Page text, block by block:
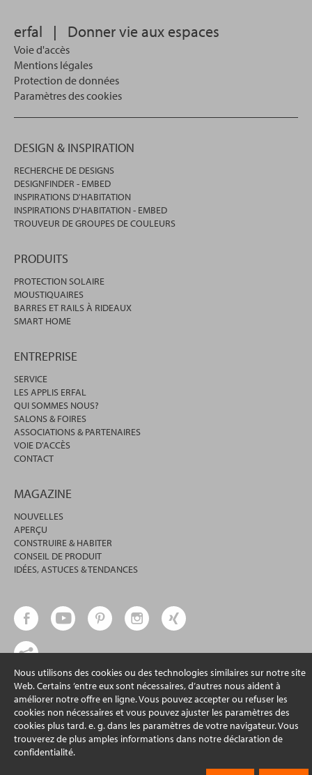
Nous utilisons des cookies ou des technologies similaires sur notre site
Web. Certains ’entre eux sont nécessaires, d’autres nous aident à
améliorer notre offre en ligne. Vous pouvez accepter ou refuser les
cookies non nécessaires et vous pouvez ajuster les paramètres des
cookies plus tard. e. g. dans les paramètres de votre navigateur. Vous
trouverez de plus amples informations dans notre déclaration de
confidentialité.
recherche.
erfal | Donner vie aux espaces
Voie d'accès
Mentions légales
Protection de données
Paramètres des cookies
DESIGN & INSPIRATION
RECHERCHE DE DESIGNS
DESIGNFINDER - EMBED
INSPIRATIONS D'HABITATION
INSPIRATIONS D'HABITATION - EMBED
TROUVEUR DE GROUPES DE COULEURS
PRODUITS
PROTECTION SOLAIRE
MOUSTIQUAIRES
BARRES ET RAILS À RIDEAUX
SMART HOME
ENTREPRISE
SERVICE
LES APPLIS ERFAL
QUI SOMMES NOUS?
SALONS & FOIRES
ASSOCIATIONS & PARTENAIRES
VOIE D'ACCÈS
CONTACT
MAGAZINE
NOUVELLES
APERÇU
CONSTRUIRE & HABITER
CONSEIL DE PRODUIT
IDÉES, ASTUCES & TENDANCES
© 2026 erfal GmbH & Co. KG